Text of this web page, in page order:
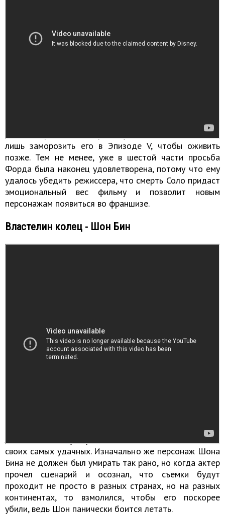
убить своего персонажа, чтобы Хан Соло стал героем
в глазах зрителей. Джордж Лукас, однако, согласился
лишь заморозить его в Эпизоде ​​V, чтобы оживить
позже. Тем не менее, уже в шестой части просьба
Форда была наконец удовлетворена, потому что ему
удалось убедить режиссера, что смерть Соло придаст
эмоциональный вес фильму и позволит новым
персонажам появиться во франшизе.
Властелин колец - Шон Бин
трилогии «Властелин колец» была его самой
любимой, а сцену перед гибелью он считает одной из
своих самых удачных. Изначально же персонаж Шона
Бина не должен был умирать так рано, но когда актер
прочел сценарий и осознал, что съемки будут
проходит не просто в разных странах, но на разных
континентах, то взмолился, чтобы его поскорее
убили, ведь Шон панически боится летать.